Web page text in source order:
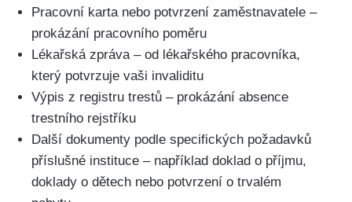
Pracovní karta nebo potvrzení zaměstnavatele –
prokázání pracovního poměru
Lékařská zpráva – od lékařského pracovníka,
který potvrzuje vaši invaliditu
Výpis z registru trestů – prokázání absence
trestního rejstříku
Další dokumenty podle specifických požadavků
příslušné instituce – například doklad o příjmu,
doklady o dětech nebo potvrzení o trvalém